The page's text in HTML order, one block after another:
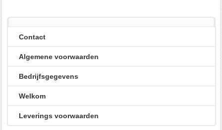
Contact
Algemene voorwaarden
Bedrijfsgegevens
Welkom
Leverings voorwaarden